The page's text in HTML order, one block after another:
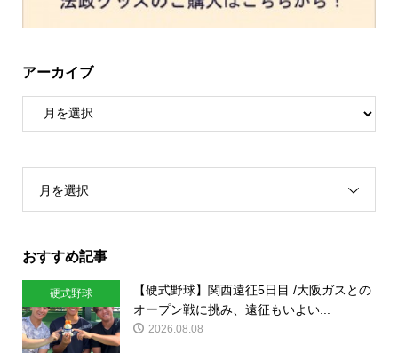
アーカイブ
月を選択
おすすめ記事
硬式野球
【硬式野球】関西遠征5日目 /大阪ガスとの
オープン戦に挑み、遠征もいよい...
2026.08.08